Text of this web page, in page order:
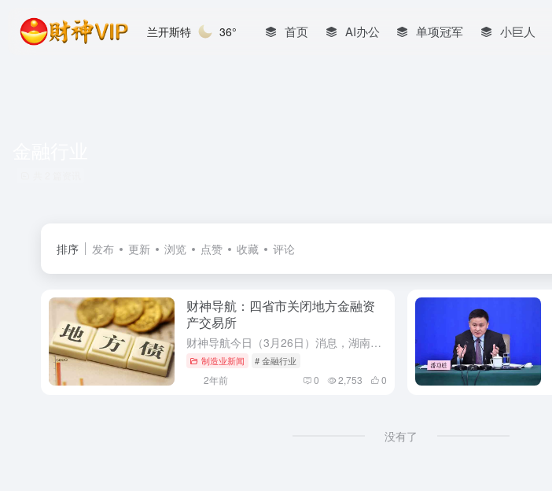
兰开斯特 36° 首页 AI办公 单项冠军 小巨人
排序 发布 更新 浏览 点赞 收藏 评论
财神导航：四省市关闭地方金融资
产交易所
财神导航今日（3月26日）消息，湖南、辽宁两省以及西安、重庆两市的地方金融监管部门周一在其网站上发布声明称，为加强金融监管，化解金融风险，他们将注销辖区内金融资产交易所的营业执照。
制造业新闻 # 金融行业
2年前 0 2,753 0
没有了